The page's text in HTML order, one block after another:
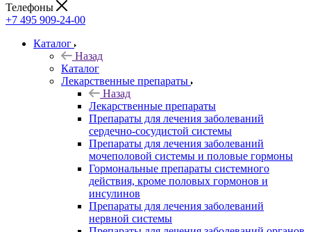
Телефоны
+7 495 909-24-00
Каталог
Назад
Каталог
Лекарственные препараты
Назад
Лекарственные препараты
Препараты для лечения заболеваний
сердечно-сосудистой системы
Препараты для лечения заболеваний
мочеполовой системы и половые гормоны
Гормональные препараты системного
действия, кроме половых гормонов и
инсулинов
Препараты для лечения заболеваний
нервной системы